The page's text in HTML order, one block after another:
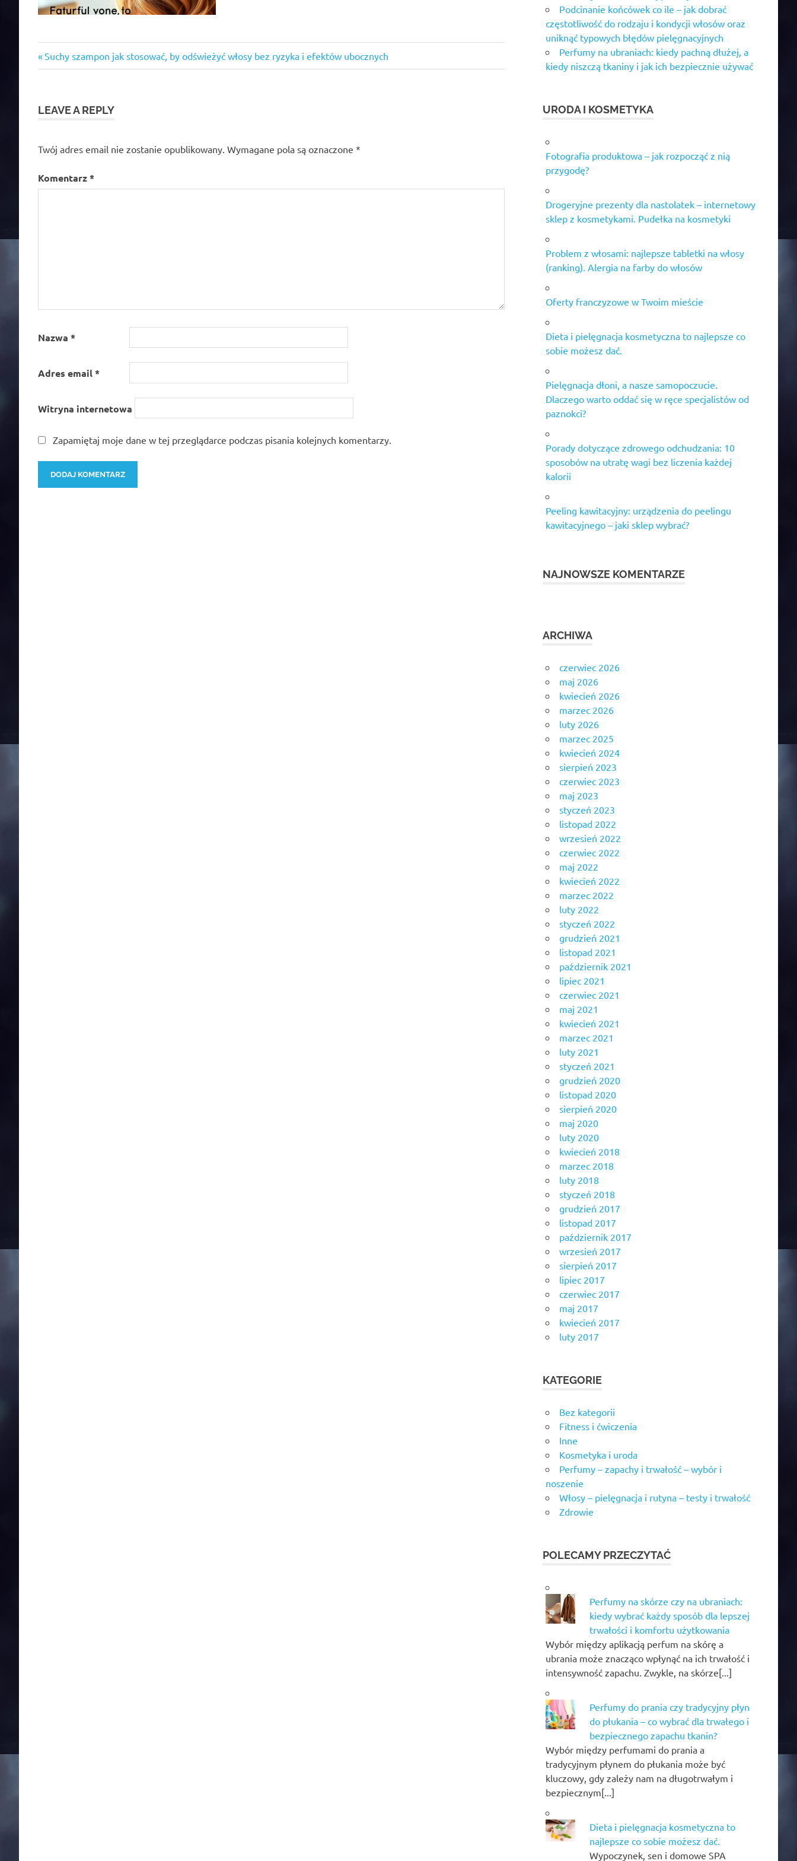
Nawigacja
Previous
Post:
Suchy szampon jak stosować, by odświeżyć włosy bez ryzyka i efektów ubocznych
LEAVE A REPLY
Twój adres email nie zostanie opublikowany. Wymagane pola są oznaczone *
Komentarz*
Nazwa *
Adres email*
Witryna internetowa
Zapamiętaj moje dane w tej przeglądarce podczas pisania kolejnych komentarzy.
Podcinanie końcówek co ile – jak dobrać
częstotliwość do rodzaju i kondycji włosów oraz
uniknąć typowych błędów pielęgnacyjnych
Perfumy na ubraniach: kiedy pachną dłużej, a
kiedy niszczą tkaniny i jak ich bezpiecznie używać
URODA I KOSMETYKA
Fotografia produktowa – jak rozpocząć z nią
przygodę?
Drogeryjne prezenty dla nastolatek – internetowy
sklep z kosmetykami. Pudełka na kosmetyki
Problem z włosami: najlepsze tabletki na włosy
(ranking). Alergia na farby do włosów
Oferty franczyzowe w Twoim mieście
Dieta i pielęgnacja kosmetyczna to najlepsze co
sobie możesz dać.
Pielęgnacja dłoni, a nasze samopoczucie.
Dlaczego warto oddać się w ręce specjalistów od
paznokci?
Porady dotyczące zdrowego odchudzania: 10
sposobów na utratę wagi bez liczenia każdej
kalorii
Peeling kawitacyjny: urządzenia do peelingu
kawitacyjnego – jaki sklep wybrać?
NAJNOWSZE KOMENTARZE
ARCHIWA
czerwiec 2026
maj 2026
kwiecień 2026
marzec 2026
luty 2026
marzec 2025
kwiecień 2024
sierpień 2023
czerwiec 2023
maj 2023
styczeń 2023
listopad 2022
wrzesień 2022
czerwiec 2022
maj 2022
kwiecień 2022
marzec 2022
luty 2022
styczeń 2022
grudzień 2021
listopad 2021
październik 2021
lipiec 2021
czerwiec 2021
maj 2021
kwiecień 2021
marzec 2021
luty 2021
styczeń 2021
grudzień 2020
listopad 2020
sierpień 2020
maj 2020
luty 2020
kwiecień 2018
marzec 2018
luty 2018
styczeń 2018
grudzień 2017
listopad 2017
październik 2017
wrzesień 2017
sierpień 2017
lipiec 2017
czerwiec 2017
maj 2017
kwiecień 2017
luty 2017
KATEGORIE
Bez kategorii
Fitness i ćwiczenia
Inne
Kosmetyka i uroda
Perfumy – zapachy i trwałość – wybór i
noszenie
Włosy – pielęgnacja i rutyna – testy i trwałość
Zdrowie
POLECAMY PRZECZYTAĆ
Perfumy na skórze czy na ubraniach:
kiedy wybrać każdy sposób dla lepszej
trwałości i komfortu użytkowania
Wybór między aplikacją perfum na skórę a
ubrania może znacząco wpłynąć na ich trwałość i
intensywność zapachu. Zwykle, na skórze[...]
Perfumy do prania czy tradycyjny płyn
do płukania – co wybrać dla trwałego i
bezpiecznego zapachu tkanin?
Wybór między perfumami do prania a
tradycyjnym płynem do płukania może być
kluczowy, gdy zależy nam na długotrwałym i
bezpiecznym[...]
Dieta i pielęgnacja kosmetyczna to
najlepsze co sobie możesz dać.
Wypoczynek, sen i domowe SPA